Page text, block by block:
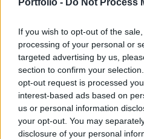
If you wish to opt-out of the
processing of your personal or
targeted advertising by us,
section to confirm your
opt-out request is processed
interest-based ads based on
us or personal information
your opt-out. You may
disclosure of your personal
A Nikkei üzleti napilap pénteki
Mitsubishi UFJ Financial
Financial Group és a Mizuho
vezet be valós devizák
vagyis stablecoinokat. A
szabványokat dolgoz ki
amelyek lehetővé teszik a
átutalását....